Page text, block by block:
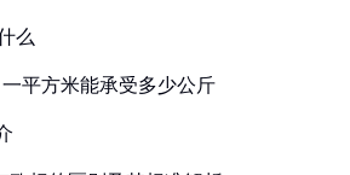
么
平方米能承受多少公斤